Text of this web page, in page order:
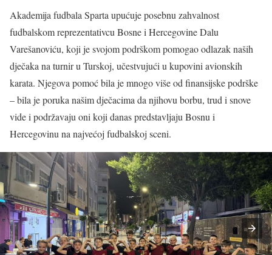
Akademija fudbala Sparta upućuje posebnu zahvalnost
fudbalskom reprezentativcu Bosne i Hercegovine Dalu
Varešanoviću, koji je svojom podrškom pomogao odlazak naših
dječaka na turnir u Turskoj, učestvujući u kupovini avionskih
karata. Njegova pomoć bila je mnogo više od finansijske podrške
– bila je poruka našim dječacima da njihovu borbu, trud i snove
vide i podržavaju oni koji danas predstavljaju Bosnu i
Hercegovinu na najvećoj fudbalskoj sceni.